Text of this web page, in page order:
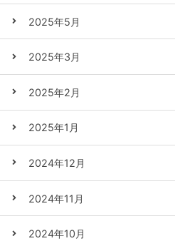
2025年5月
2025年3月
2025年2月
2025年1月
2024年12月
2024年11月
2024年10月